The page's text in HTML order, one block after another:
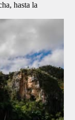
hasta la